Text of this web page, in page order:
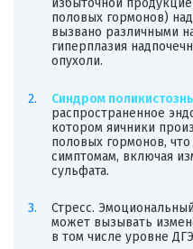
избыточной
половых гормонов)
вызвано различными
гиперплазия
опухоли.
Синдром
распространенное
котором яичники
половых гормонов,
симптомам, включая
сульфата.
Стресс.
может вызывать
в том числе уровне